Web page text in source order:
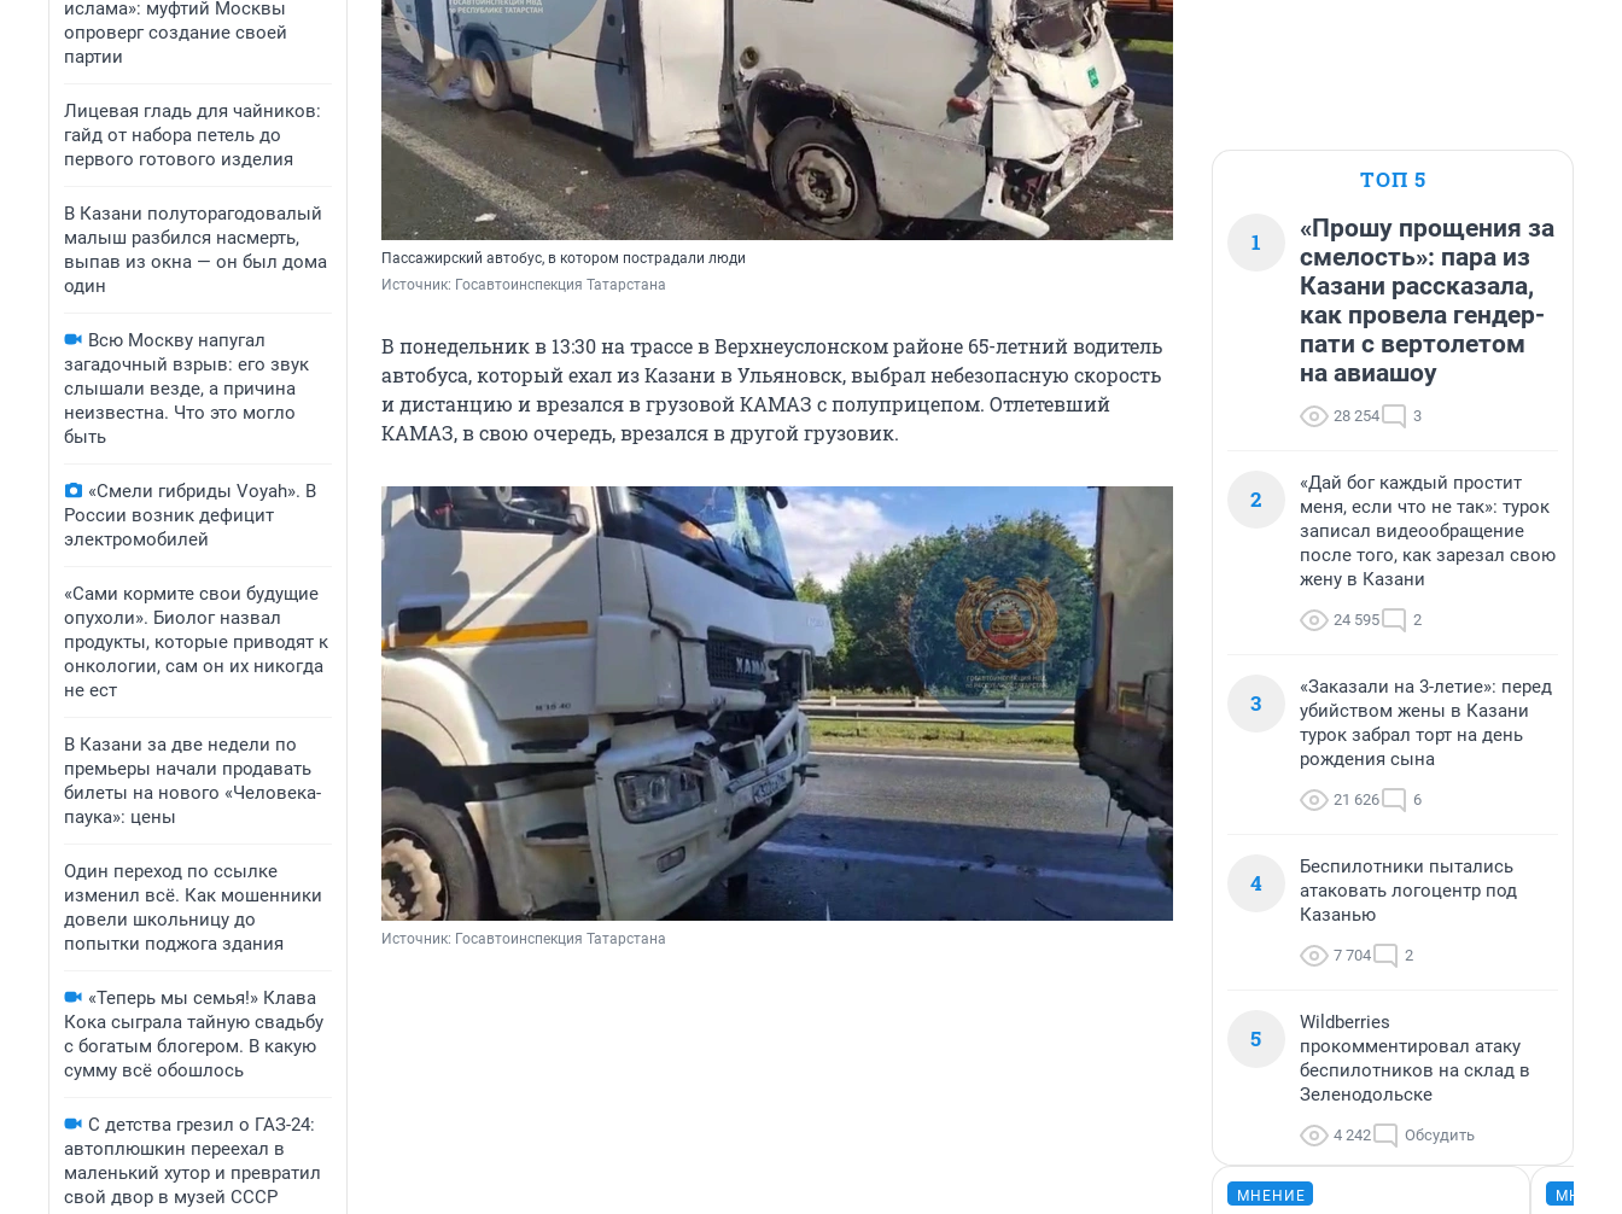
ислама»: муфтий Москвы
опроверг создание своей
партии
Лицевая гладь для чайников:
гайд от набора петель до
первого готового изделия
В Казани полуторагодовалый
малыш разбился насмерть,
выпав из окна — он был дома
один
Всю Москву напугал
загадочный взрыв: его звук
слышали везде, а причина
неизвестна. Что это могло
быть
«Смели гибриды Voyah». В
России возник дефицит
электромобилей
«Сами кормите свои будущие
опухоли». Биолог назвал
продукты, которые приводят к
онкологии, сам он их никогда
не ест
В Казани за две недели по
премьеры начали продавать
билеты на нового «Человека-
паука»: цены
Один переход по ссылке
изменил всё. Как мошенники
довели школьницу до
попытки поджога здания
«Теперь мы семья!» Клава
Кока сыграла тайную свадьбу
с богатым блогером. В какую
сумму всё обошлось
С детства грезил о ГАЗ-24:
автоплюшкин переехал в
маленький хутор и превратил
свой двор в музей СССР
Пассажирский автобус, в котором пострадали люди
Источник: Госавтоинспекция Татарстана
В понедельник в 13:30 на трассе в Верхнеуслонском районе 65-летний водитель
автобуса, который ехал из Казани в Ульяновск, выбрал небезопасную скорость
и дистанцию и врезался в грузовой КАМАЗ с полуприцепом. Отлетевший
КАМАЗ, в свою очередь, врезался в другой грузовик.
Источник: Госавтоинспекция Татарстана
ТОП 5
1
«Прошу прощения за
смелость»: пара из
Казани рассказала,
как провела гендер-
пати с вертолетом
на авиашоу
28 254 3
2
«Дай бог каждый простит
меня, если что не так»: турок
записал видеообращение
после того, как зарезал свою
жену в Казани
24 595 2
3
«Заказали на 3-летие»: перед
убийством жены в Казани
турок забрал торт на день
рождения сына
21 626 6
4
Беспилотники пытались
атаковать логоцентр под
Казанью
7 704 2
5
Wildberries
прокомментировал атаку
беспилотников на склад в
Зеленодольске
4 242 Обсудить
МНЕНИЕ